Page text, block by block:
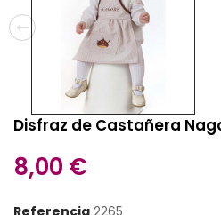
Disfraz de Castañera
8,00 €